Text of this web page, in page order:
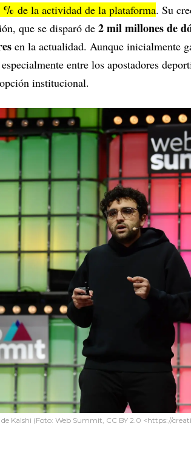
% de la actividad de la plataforma. Su
que se disparó de 2 mil millones de
en la actualidad. Aunque inicialmente
entre los apostadores
institucional.
Kalshi (Foto: Web Summit, CC BY 2.0 <https://